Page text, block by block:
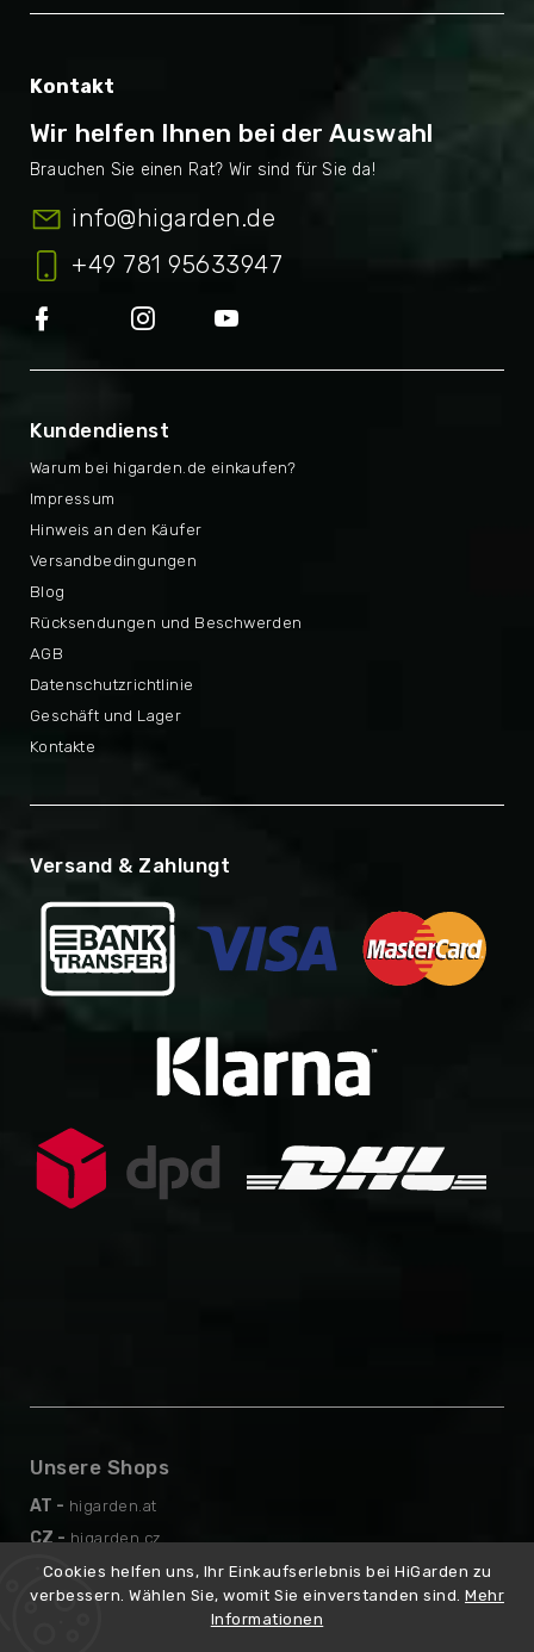
Cookies helfen uns, Ihr Einkaufserlebnis bei HiGarden zu
verbessern. Wählen Sie, womit Sie einverstanden sind. Mehr
Informationen
Kontakt
Wir helfen Ihnen bei der Auswahl
info@higarden.de
+49 781 95633947
Kundendienst
Warum bei higarden.de einkaufen?
Rücksendungen und Beschwerden
Impressum
AGB
Hinweis an den Käufer
Datenschutzrichtlinie
Versandbedingungen
Geschäft und Lager
Blog
Kontakte
Versand & Zahlungt
Unsere Shops
AT - higarden.at
CZ - higarden.cz
EN - higarden.eu
PL - higarden.pl